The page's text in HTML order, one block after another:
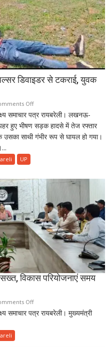
डिवाइडर से टकराई, युवक
Offon
दर्दनाक
सड़क
हादसा:
डिवाइडर
से
टकराई,
युवक
की
मौत,
साथी
लक्ष्य समाचार पत्र रायबरेली। लखनऊ-
हुए भीषण सड़क हादसे में तेज रफ्तार
साथी गंभीर रूप से घायल हो गया।
UP
विकास परियोजनाएं समय
Offon
सीएमआईएस
समाचार पत्र रायबरेली। मुख्यमंत्री